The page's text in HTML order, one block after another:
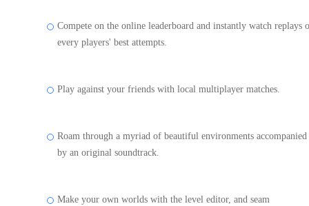
Compete on the online leaderboard and instantly watch replays
every players' best attempts.
Play against your friends with local multiplayer matches.
Roam through a myriad of beautiful environments accompanied
by an original soundtrack.
Make your own worlds with the level editor, and seam